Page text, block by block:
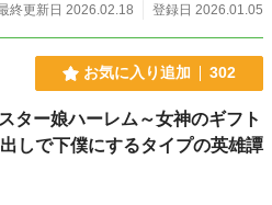
終更新日 2026.02.18
登録日 2026.01.05
お気に入り追加 302
ター娘ハーレム～女神のギフト
しで下僕にするタイプの英雄譚